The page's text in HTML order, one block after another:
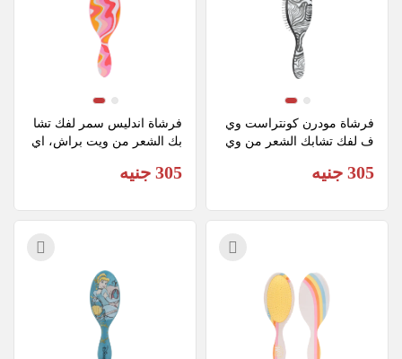
فرشاة مودرن كونتراست وي
ف لفك تشابك الشعر من وي
305 جنيه
فرشاة اندليس سمر لفك تشا
بك الشعر من ويت براش، اي
305 جنيه